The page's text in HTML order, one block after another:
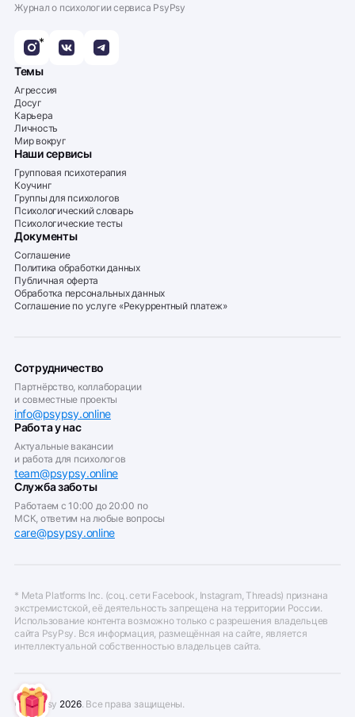
Журнал о психологии сервиса PsyPsy
*
Темы
Агрессия
Досуг
Карьера
Личность
Мир вокруг
Наши сервисы
Групповая психотерапия
Коучинг
Группы для психологов
Психологический словарь
Психологические тесты
Документы
Соглашение
Политика обработки данных
Публичная оферта
Обработка персональных данных
Соглашение по услуге «Рекуррентный платеж»
Сотрудничество
Партнёрство, коллаборации
и совместные проекты
info@psypsy.online
Работа у нас
Актуальные вакансии
и работа для психологов
team@psypsy.online
Служба заботы
Работаем с 10:00 до 20:00 по
МСК, ответим на любые вопросы
care@psypsy.online
* Meta Platforms Inc. (соц. сети Facebook, Instagram, Threads) признана
экстремистской, её деятельность запрещена на территории России.
Использование контента возможно только с разрешения владельцев
сайта PsyPsy. Вся информация, размещённая на сайте, является
интеллектуальной собственностью владельцев сайта.
© PsyPsy 2026. Все права защищены.